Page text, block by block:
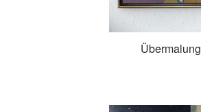
Übermalung